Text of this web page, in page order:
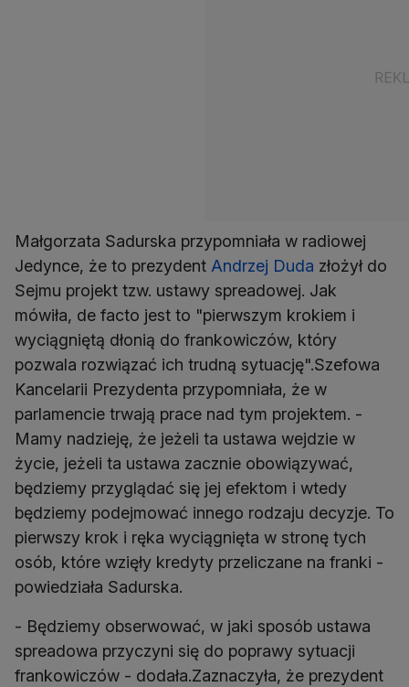
Małgorzata Sadurska przypomniała w radiowej
Jedynce, że to prezydent Andrzej Duda złożył do
Sejmu projekt tzw. ustawy spreadowej. Jak
mówiła, de facto jest to "pierwszym krokiem i
wyciągniętą dłonią do frankowiczów, który
pozwala rozwiązać ich trudną sytuację".Szefowa
Kancelarii Prezydenta przypomniała, że w
parlamencie trwają prace nad tym projektem. -
Mamy nadzieję, że jeżeli ta ustawa wejdzie w
życie, jeżeli ta ustawa zacznie obowiązywać,
będziemy przyglądać się jej efektom i wtedy
będziemy podejmować innego rodzaju decyzje. To
pierwszy krok i ręka wyciągnięta w stronę tych
osób, które wzięły kredyty przeliczane na franki -
powiedziała Sadurska.
- Będziemy obserwować, w jaki sposób ustawa
spreadowa przyczyni się do poprawy sytuacji
frankowiczów - dodała.Zaznaczyła, że prezydent